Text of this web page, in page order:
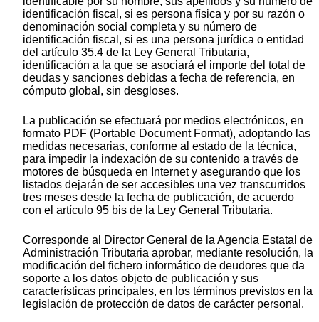
identificación fiscal, si es persona física y por su razón o
denominación social completa y su número de
identificación fiscal, si es una persona jurídica o entidad
del artículo 35.4 de la Ley General Tributaria,
identificación a la que se asociará el importe del total de
deudas y sanciones debidas a fecha de referencia, en
cómputo global, sin desgloses.
La publicación se efectuará por medios electrónicos, en
formato PDF (Portable Document Format), adoptando las
medidas necesarias, conforme al estado de la técnica,
para impedir la indexación de su contenido a través de
motores de búsqueda en Internet y asegurando que los
listados dejarán de ser accesibles una vez transcurridos
tres meses desde la fecha de publicación, de acuerdo
con el artículo 95 bis de la Ley General Tributaria.
Corresponde al Director General de la Agencia Estatal de
Administración Tributaria aprobar, mediante resolución, la
modificación del fichero informático de deudores que da
soporte a los datos objeto de publicación y sus
características principales, en los términos previstos en la
legislación de protección de datos de carácter personal.